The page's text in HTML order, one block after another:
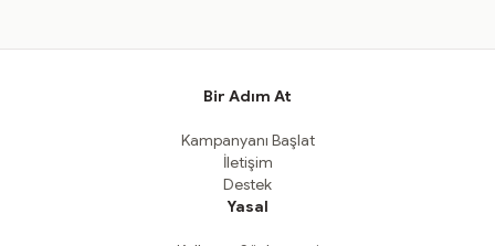
Bir Adım At
Kampanyanı Başlat
İletişim
Destek
Yasal